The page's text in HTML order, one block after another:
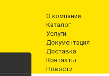
О компании
Каталог
Услуги
Документация
Доставка
Контакты
Новости